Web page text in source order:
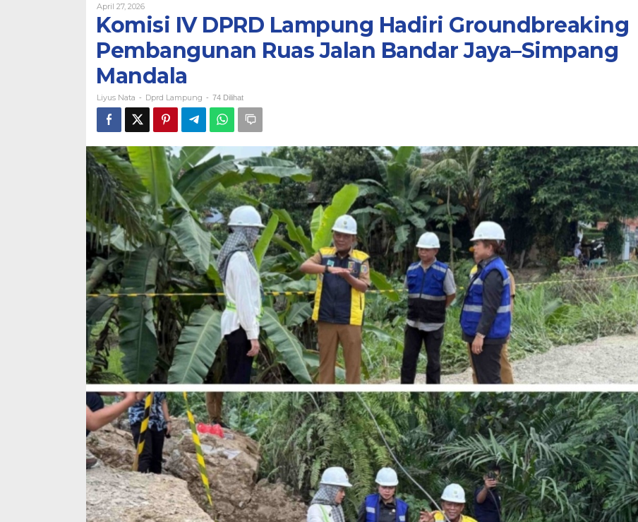
Hadiri
Groundbreaking
Pembangunan
Ruas
Jaya–
Simpang
Mandala
April 27, 2026Oleh
Liyus
Nata
Komisi IV DPRD Lampung Hadiri Groundbreaking
Pembangunan Ruas Jalan Bandar Jaya–Simpang
Mandala
Liyus Nata - Dprd Lampung - 74 Dilihat
Ini Dia Hubungan Partai Garuda
dengan Gerindra
| Februari 19, 2018
Strategi PPP Menangkan Duet
Ganjar dan Gus Yasin
Di Berita, Politik | Februari 19, 2018
Ini Dia Hubungan Partai Garuda
dengan Gerindra
Di Berita, Politik | Februari 19, 2018